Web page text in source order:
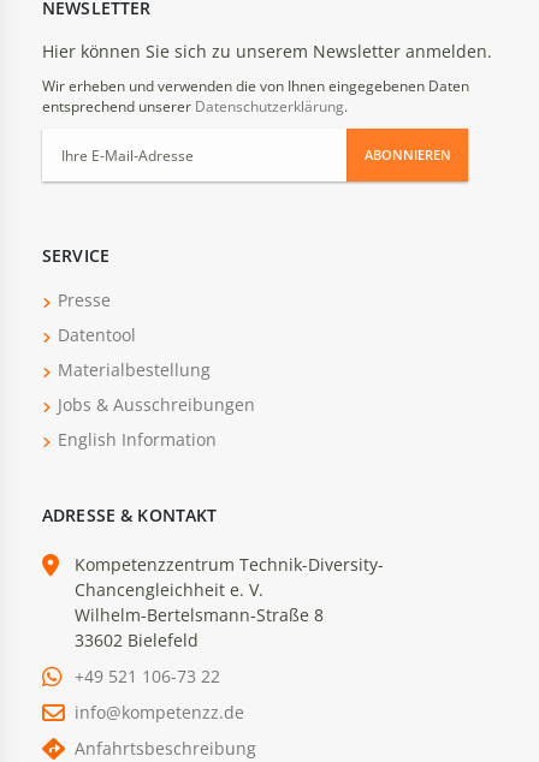
NEWSLETTER
Hier können Sie sich zu unserem Newsletter anmelden.
Wir erheben und verwenden die von Ihnen eingegebenen Daten
entsprechend unserer Datenschutzerklärung.
ABONNIEREN
SERVICE
Presse
Datentool
Materialbestellung
Jobs & Ausschreibungen
English Information
ADRESSE & KONTAKT
Kompetenzzentrum Technik-Diversity-
Chancengleichheit e. V.
Wilhelm-Bertelsmann-Straße 8
33602 Bielefeld
+49 521 106-73 22
info@kompetenzz.de
Anfahrtsbeschreibung